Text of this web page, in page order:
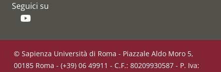
Seguici su
© Sapienza Università di Roma - Piazzale Aldo Moro 5,
00185 Roma - (+39) 06 49911 - C.F.: 80209930587 - P. Iva: